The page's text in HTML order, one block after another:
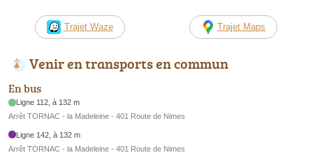
Trajet Waze Trajet Maps
Venir en transports en commun
En bus
Ligne 112, à 132 m
Arrêt TORNAC - la Madeleine - 401 Route de Nimes
Ligne 142, à 132 m
Arrêt TORNAC - la Madeleine - 401 Route de Nimes